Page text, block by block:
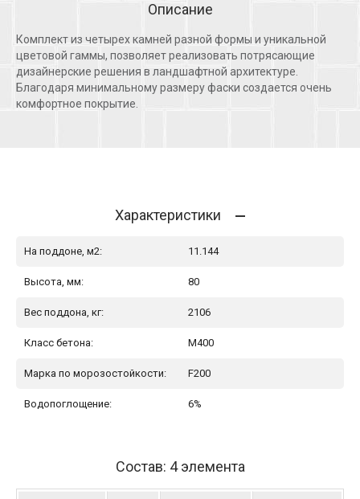
Описание
Комплект из четырех камней разной формы и уникальной
цветовой гаммы, позволяет реализовать потрясающие
дизайнерские решения в ландшафтной архитектуре.
Благодаря минимальному размеру фаски создается очень
комфортное покрытие.
Характеристики
На поддоне, м2: 11.144
Высота, мм: 80
Вес поддона, кг: 2106
Класс бетона: М400
Марка по морозостойкости: F200
Водопоглощение: 6%
Состав: 4 элемента